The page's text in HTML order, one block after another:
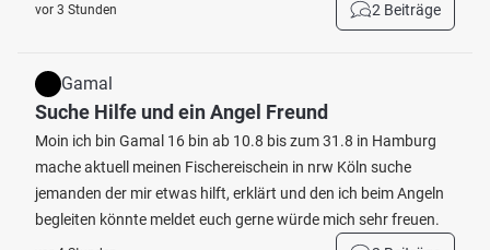
vor 3 Stunden 2 Beiträge
Gamal
Suche Hilfe und ein Angel Freund
Moin ich bin Gamal 16 bin ab 10.8 bis zum 31.8 in Hamburg
mache aktuell meinen Fischereischein in nrw Köln suche
jemanden der mir etwas hilft, erklärt und den ich beim Angeln
begleiten könnte meldet euch gerne würde mich sehr freuen.